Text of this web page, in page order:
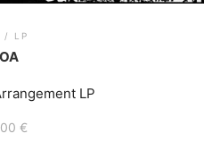
/ LP
LP
€